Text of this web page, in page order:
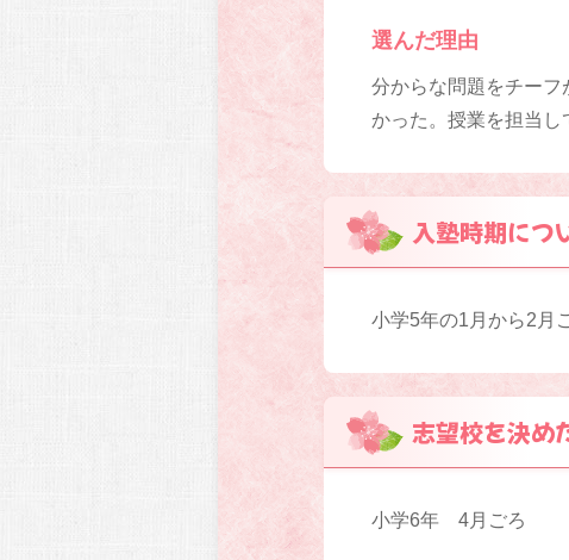
選んだ理由
分からな問題をチーフ
かった。授業を担当し
入塾時期につ
小学5年の1月から2月
志望校を決め
小学6年 4月ごろ